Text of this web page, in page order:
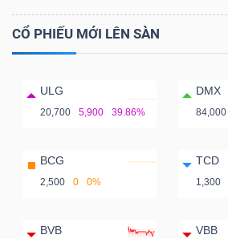
CỔ PHIẾU MỚI LÊN SÀN
ULG
20,700 5,900 39.86%
DMX
84,000
BCG
2,500 0 0%
TCD
1,300
BVB VBB